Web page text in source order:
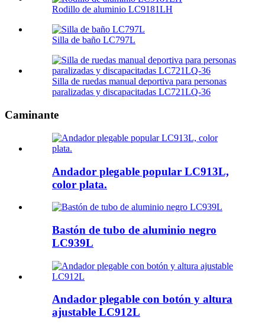
Rodillo de aluminio LC9181LH
Silla de baño LC797L
Silla de ruedas manual deportiva para personas
paralizadas y discapacitadas LC721LQ-36
Caminante
Andador plegable popular LC913L,
color plata.
Bastón de tubo de aluminio negro
LC939L
Andador plegable con botón y altura
ajustable LC912L